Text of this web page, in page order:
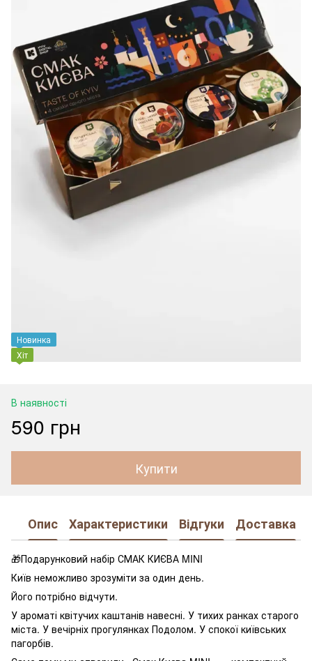
Новинка
Хіт
В наявності
590 грн
Купити
Опис Характеристики Відгуки Доставка
🎁Подарунковий набір СМАК КИЄВА MINI
Київ неможливо зрозуміти за один день.
Його потрібно відчути.
У ароматі квітучих каштанів навесні. У тихих ранках старого
міста. У вечірніх прогулянках Подолом. У спокої київських
пагорбів.